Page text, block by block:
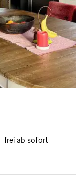
frei ab sofort